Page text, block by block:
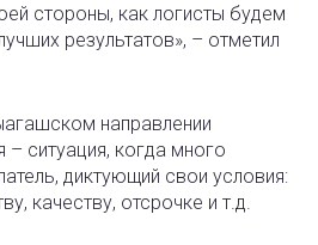
стороны, как логисты будем
результатов», – отметил
направлении
ситуация, когда много
диктующий свои условия:
качеству, отсрочке и т.д.